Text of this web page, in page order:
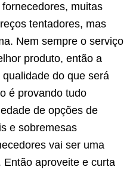
muitas
tentadores, mas
Nem sempre o serviço
produto, então a
do que será
é provando tudo
de opções de
e sobremesas
vai ser uma
aproveite e curta